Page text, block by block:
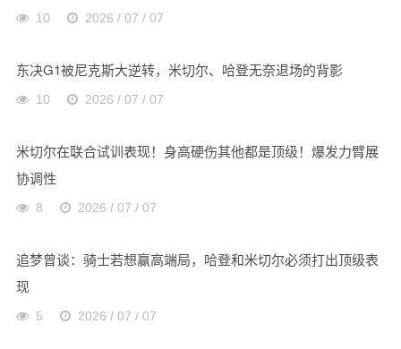
10 2026 / 07 / 07
东决G1被尼克斯大逆转，米切尔、哈登无奈退场的背影
10 2026 / 07 / 07
米切尔在联合试训表现！身高硬伤其他都是顶级！爆发力臂展
协调性
8 2026 / 07 / 07
追梦曾谈：骑士若想赢高端局，哈登和米切尔必须打出顶级表
现
5 2026 / 07 / 07